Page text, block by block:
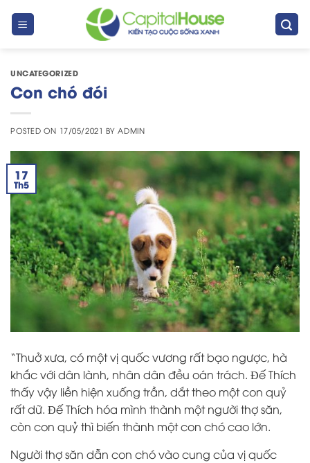
UNCATEGORIZED
Con chó đói
POSTED ON 17/05/2021 BY ADMIN
17
Th5
“Thuở xưa, có một vị quốc vương rất bạo ngược, hà
khắc với dân lành, nhân dân đều oán trách. Ðế Thích
thấy vậy liền hiện xuống trần, dắt theo một con quỷ
rất dữ. Ðế Thích hóa mình thành một người thợ săn,
còn con quỷ thì biến thành một con chó cao lớn.
Người thợ săn dẫn con chó vào cung của vị quốc